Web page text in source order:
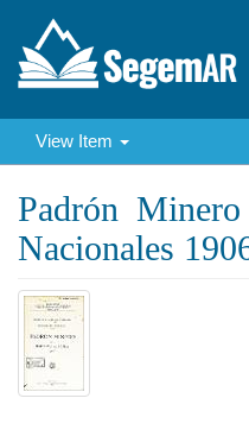
View Item
Padrón
Nacionales